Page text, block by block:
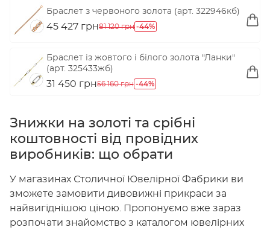
Браслет з червоного золота (арт. 322946кб)
45 427 грн81 120 грн -44%
Браслет із жовтого і білого золота "Ланки"
(арт. 325433жб)
31 450 грн56 160 грн -44%
Знижки на золоті та срібні
коштовності від провідних
виробників: що обрати
У магазинах Столичної Ювелірної Фабрики ви
зможете замовити дивовижні прикраси за
найвигіднішою ціною. Пропонуємо вже зараз
розпочати знайомство з каталогом ювелірних